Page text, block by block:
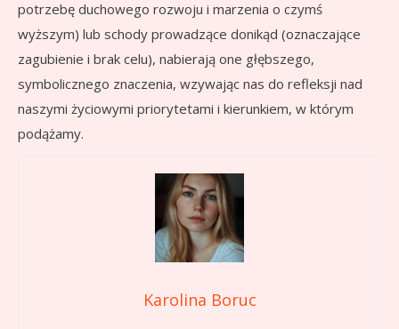
potrzebę duchowego rozwoju i marzenia o czymś
wyższym) lub schody prowadzące donikąd (oznaczające
zagubienie i brak celu), nabierają one głębszego,
symbolicznego znaczenia, wzywając nas do refleksji nad
naszymi życiowymi priorytetami i kierunkiem, w którym
podążamy.
Karolina Boruc